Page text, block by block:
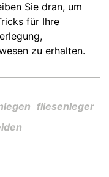
Sie dran, um
für Ihre
zu erhalten.
fliesenleger